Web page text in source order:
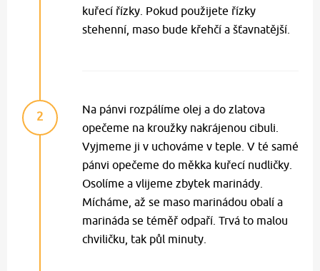
kuřecí řízky. Pokud použijete řízky
stehenní, maso bude křehčí a šťavnatější.
2
Na pánvi rozpálíme olej a do zlatova
opečeme na kroužky nakrájenou cibuli.
Vyjmeme ji v uchováme v teple. V té samé
pánvi opečeme do měkka kuřecí nudličky.
Osolíme a vlijeme zbytek marinády.
Mícháme, až se maso marinádou obalí a
marináda se téměř odpaří. Trvá to malou
chviličku, tak půl minuty.